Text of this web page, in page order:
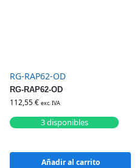
RG-RAP62-OD
RG-RAP62-OD
112,55€ exc. IVA
Añadir al carrito
3 disponibles